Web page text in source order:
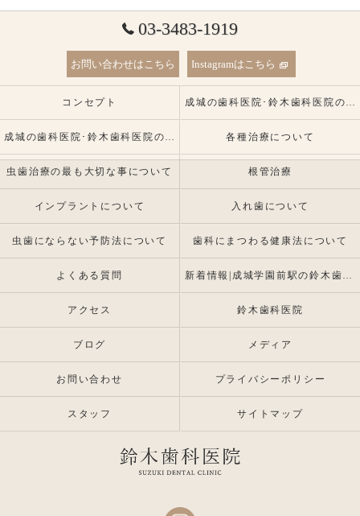
03-3483-1919
お問い合わせはこちら Instagramはこちら
コンセプト 成城の歯科医院･鈴木歯科医院の口コミ情報
成城の歯科医院･鈴木歯科医院の患者様の声 各種治療について
虫歯治療の最も大切な事について 根管治療
インプラントについて 入れ歯について
虫歯にならない予防法について 歯科にまつわる健康法について
よくある質問 新着情報|成城学園前駅の鈴木歯科医院 |インプラント・入れ歯専門
アクセス 鈴木歯科医院
ブログ メディア
お問い合わせ プライバシーポリシー
スタッフ サイトマップ